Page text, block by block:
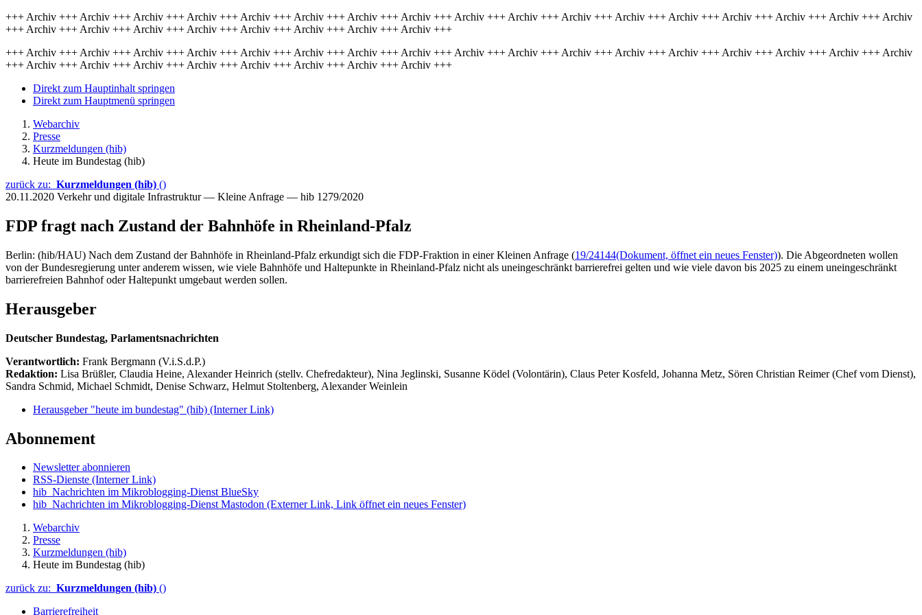
+++ Archiv +++ Archiv +++ Archiv +++ Archiv +++ Archiv +++ Archiv +++ Archiv +++ Archiv +++ Archiv +++ Archiv +++ Archiv +++ Archiv +++ Archiv +++ Archiv +++ Archiv +++ Archiv +++ Archiv
+++ Archiv +++ Archiv +++ Archiv +++ Archiv +++ Archiv +++ Archiv +++ Archiv +++ Archiv +++
+++ Archiv +++ Archiv +++ Archiv +++ Archiv +++ Archiv +++ Archiv +++ Archiv +++ Archiv +++ Archiv +++ Archiv +++ Archiv +++ Archiv +++ Archiv +++ Archiv +++ Archiv +++ Archiv +++ Archiv
+++ Archiv +++ Archiv +++ Archiv +++ Archiv +++ Archiv +++ Archiv +++ Archiv +++ Archiv +++
Direkt zum Hauptinhalt springen
Direkt zum Hauptmenü springen
Webarchiv
Presse
Kurzmeldungen (hib)
Heute im Bundestag (hib)
zurück zu: Kurzmeldungen (hib) ()
20.11.2020 Verkehr und digitale Infrastruktur — Kleine Anfrage — hib 1279/2020
FDP fragt nach Zustand der Bahnhöfe in Rheinland-Pfalz
Berlin: (hib/HAU) Nach dem Zustand der Bahnhöfe in Rheinland-Pfalz erkundigt sich die FDP-Fraktion in einer Kleinen Anfrage (19/24144(Dokument, öffnet ein neues Fenster)). Die Abgeordneten wollen
von der Bundesregierung unter anderem wissen, wie viele Bahnhöfe und Haltepunkte in Rheinland-Pfalz nicht als uneingeschränkt barrierefrei gelten und wie viele davon bis 2025 zu einem uneingeschränkt
barrierefreien Bahnhof oder Haltepunkt umgebaut werden sollen.
Herausgeber
Deutscher Bundestag, Parlamentsnachrichten
Verantwortlich: Frank Bergmann (V.i.S.d.P.)
Redaktion: Lisa Brüßler, Claudia Heine, Alexander Heinrich (stellv. Chefredakteur), Nina Jeglinski, Susanne Ködel (Volontärin), Claus Peter Kosfeld, Johanna Metz, Sören Christian Reimer (Chef vom Dienst),
Sandra Schmid, Michael Schmidt, Denise Schwarz, Helmut Stoltenberg, Alexander Weinlein
Herausgeber "heute im bundestag" (hib) (Interner Link)
Abonnement
Newsletter abonnieren
RSS-Dienste (Interner Link)
hib_Nachrichten im Mikroblogging-Dienst BlueSky
hib_Nachrichten im Mikroblogging-Dienst Mastodon (Externer Link, Link öffnet ein neues Fenster)
Webarchiv
Presse
Kurzmeldungen (hib)
Heute im Bundestag (hib)
zurück zu: Kurzmeldungen (hib) ()
Barrierefreiheit